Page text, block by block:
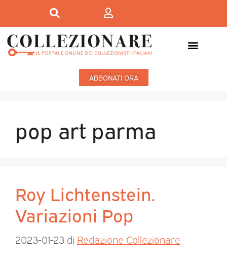
ABBONATI ORA
pop art parma
Roy Lichtenstein.
Variazioni Pop
2023-01-23 di Redazione Collezionare